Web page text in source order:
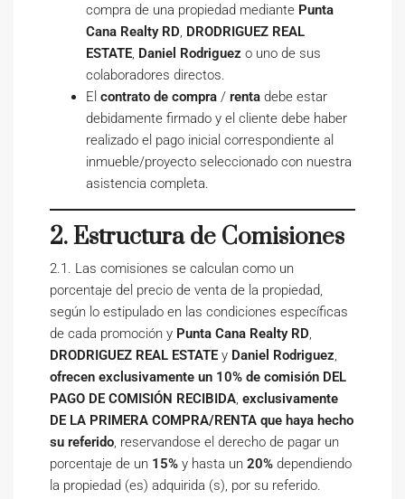
compra de una propiedad mediante Punta
Cana Realty RD, DRODRIGUEZ REAL
ESTATE, Daniel Rodriguez o uno de sus
colaboradores directos.
El contrato de compra / renta debe estar
debidamente firmado y el cliente debe haber
realizado el pago inicial correspondiente al
inmueble/proyecto seleccionado con nuestra
asistencia completa.
2. Estructura de Comisiones
2.1. Las comisiones se calculan como un
porcentaje del precio de venta de la propiedad,
según lo estipulado en las condiciones específicas
de cada promoción y Punta Cana Realty RD,
DRODRIGUEZ REAL ESTATE y Daniel Rodriguez,
ofrecen exclusivamente un 10% de comisión DEL
PAGO DE COMISIÓN RECIBIDA, exclusivamente
DE LA PRIMERA COMPRA/RENTA que haya hecho
su referido, reservandose el derecho de pagar un
porcentaje de un 15% y hasta un 20% dependiendo
la propiedad (es) adquirida (s), por su referido.